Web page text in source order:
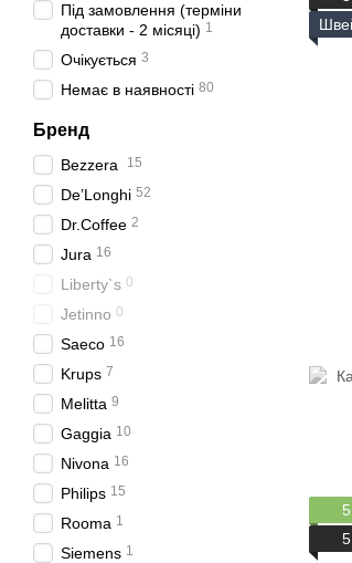
5
5
Під замовлення (терміни
доставки - 2 місяці) 1
Очікується 3
Немає в наявності 80
Бренд
Bezzera 15
De’Longhi 52
Dr.Coffee 2
Jura 16
Liberty`s 0
Jetinno 0
Saeco 16
Krups 7
Melitta 9
Gaggia 10
Nivona 16
Philips 15
Rooma 1
Siemens 1